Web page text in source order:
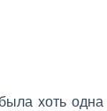
хоть